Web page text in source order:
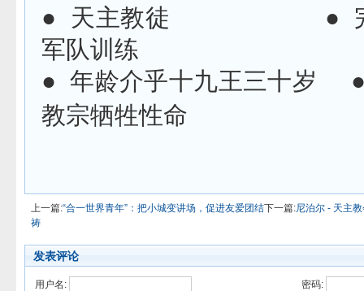
● 天主教徒 ●
军队训练
●年龄介乎十九王三十岁
教宗牺牲性命
上一篇:“合一世界青年”：把小城变讲场，促进友爱团结下一篇:尼泊尔 - 天主
祷
发表评论
用户名:
密码: